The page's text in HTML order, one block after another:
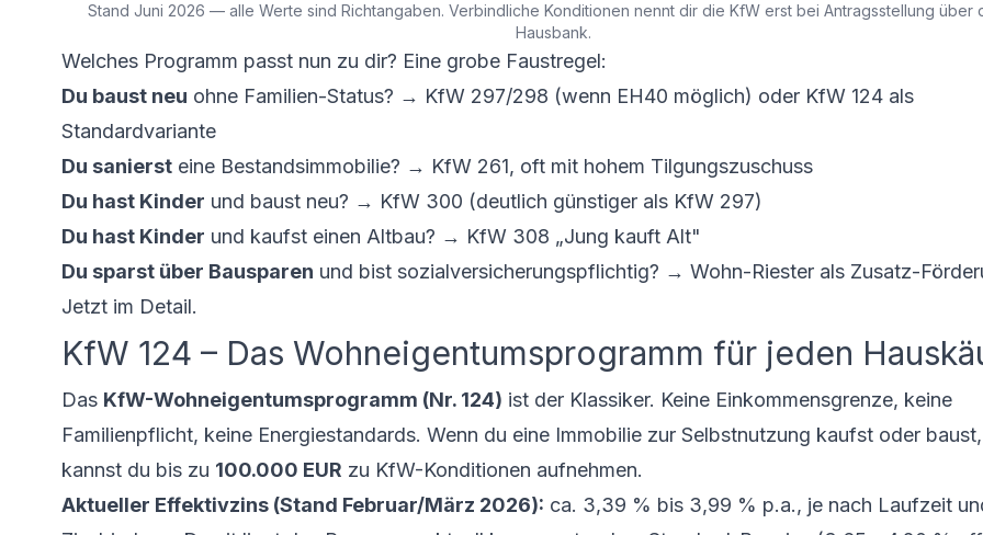
Stand Juni 2026 — alle Werte sind Richtangaben. Verbindliche Konditionen nennt dir die KfW erst bei Antragsstellung über
Hausbank.
Welches Programm passt nun zu dir? Eine grobe Faustregel:
Du baust neu ohne Familien-Status? → KfW 297/298 (wenn EH40 möglich) oder KfW 124 als
Standardvariante
Du sanierst eine Bestandsimmobilie? → KfW 261, oft mit hohem Tilgungszuschuss
Du hast Kinder und baust neu? → KfW 300 (deutlich günstiger als KfW 297)
Du hast Kinder und kaufst einen Altbau? → KfW 308 „Jung kauft Alt"
Du sparst über Bausparen und bist sozialversicherungspflichtig? → Wohn-Riester als Zusatz-
Jetzt im Detail.
KfW 124 – Das Wohneigentumsprogramm für jeden
Das KfW-Wohneigentumsprogramm (Nr. 124) ist der Klassiker. Keine Einkommensgrenze, keine
Familienpflicht, keine Energiestandards. Wenn du eine Immobilie zur Selbstnutzung kaufst oder baust,
kannst du bis zu 100.000 EUR zu KfW-Konditionen aufnehmen.
Aktueller Effektivzins (Stand Februar/März 2026): ca. 3,39 % bis 3,99 % p.a., je nach Laufzeit